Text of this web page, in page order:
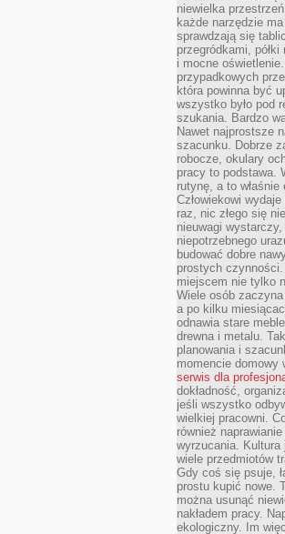
niewielka
każde narzędzie
sprawdzają się
przegródkami,
i mocne
przypadkowych
która powinna być
wszystko było pod
szukania. Bardzo
Nawet najprostsze
szacunku. Dobrze
robocze, okulary
pracy to podstawa.
rutynę, a to
Człowiekowi
raz, nic złego się
nieuwagi
niepotrzebnego
budować dobre
prostych
miejscem nie tylko
Wiele osób
a po kilku
odnawia stare
drewna i metalu.
planowania i
momencie domowy
serwis dla
dokładność,
jeśli wszystko
wielkiej pracowni.
również
wyrzucania. Kultura
wiele przedmiotów
Gdy coś się psuje,
prostu kupić nowe.
można usunąć
nakładem pracy.
ekologiczny. Im